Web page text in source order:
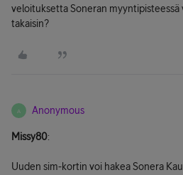
veloituksetta Soneran myyntipisteessä
takaisin?
A Anonymous
Missy80:
Uuden sim-kortin voi hakea Sonera